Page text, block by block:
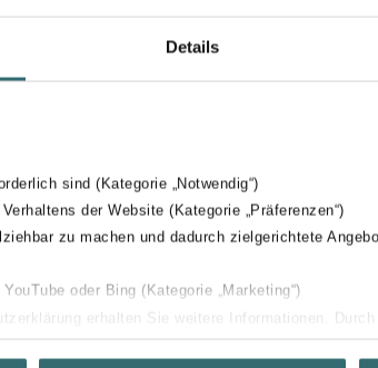
Details
sind (Kategorie „Notwendig“)
der Website (Kategorie „Präferenzen“)
zu machen und dadurch zielgerichtete
oder Bing (Kategorie „Marketing“)
erhalten Sie weitere Informationen.